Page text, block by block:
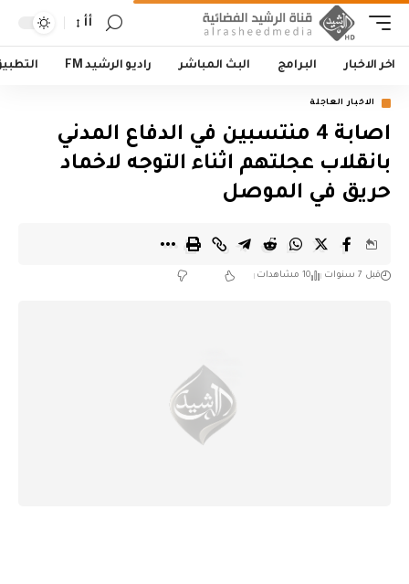
أأ
اخر الاخبار البرامج البث المباشر راديو الرشيد FM
الاخبار العاجلة
اصابة 4 منتسبين في الدفاع المدني
بانقلاب عجلتهم اثناء التوجه لاخماد
حريق في الموصل
قبل 7 سنوات 10 مشاهدات